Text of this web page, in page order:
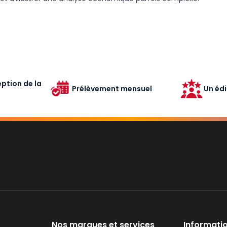
de la
Prélèvement mensuel Un
Nos marques et services